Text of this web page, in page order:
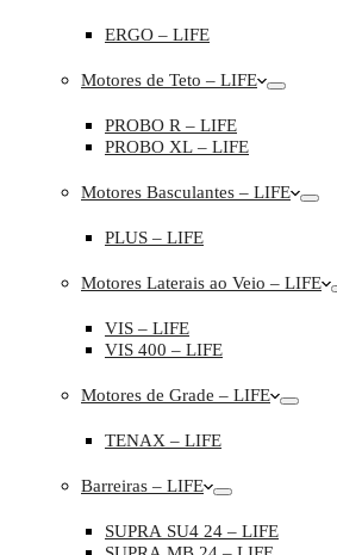
ERGO – LIFE
Motores de Teto – LIFE
PROBO R – LIFE
PROBO XL – LIFE
Motores Basculantes – LIFE
PLUS – LIFE
Motores Laterais ao Veio – LIFE
VIS – LIFE
VIS 400 – LIFE
Motores de Grade – LIFE
TENAX – LIFE
Barreiras – LIFE
SUPRA SU4 24 – LIFE